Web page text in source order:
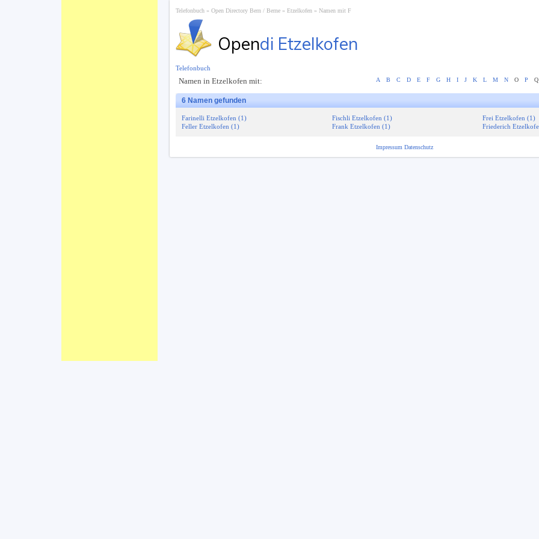
Telefonbuch Open Directory Bern / Berne Etzelkofen Namen mit F
Opendi Etzelkofen
Namen in Etzelkofen mit: A B C D E F G H I J K L M N O P Q
6 Namen gefunden
Farinelli Etzelkofen (1)
Feller Etzelkofen (1)
Fischli Etzelkofen (1)
Frank Etzelkofen (1)
Frei Etzelkofen (1)
Friederich
Telefonbuch
Impressum Datenschutz